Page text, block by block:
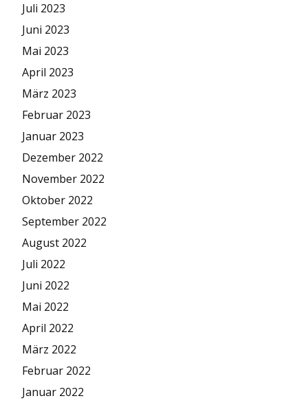
Juli 2023
Juni 2023
Mai 2023
April 2023
März 2023
Februar 2023
Januar 2023
Dezember 2022
November 2022
Oktober 2022
September 2022
August 2022
Juli 2022
Juni 2022
Mai 2022
April 2022
März 2022
Februar 2022
Januar 2022